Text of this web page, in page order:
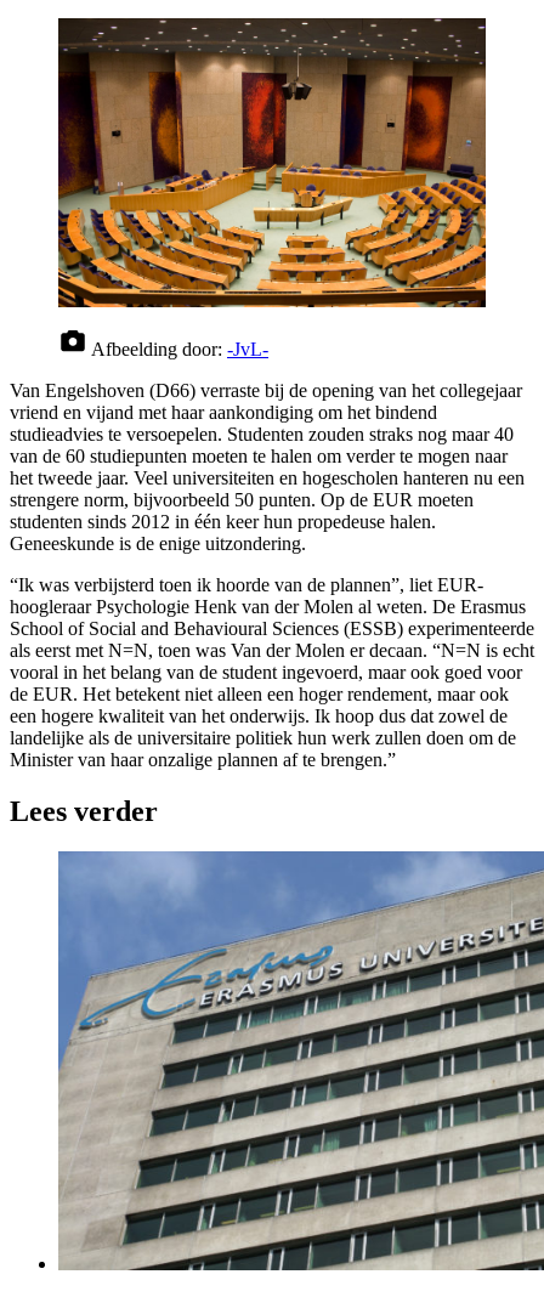
Afbeelding door: -JvL-
Van Engelshoven (D66) verraste bij de opening van het collegejaar
vriend en vijand met haar aankondiging om het bindend
studieadvies te versoepelen. Studenten zouden straks nog maar 40
van de 60 studiepunten moeten te halen om verder te mogen naar
het tweede jaar. Veel universiteiten en hogescholen hanteren nu een
strengere norm, bijvoorbeeld 50 punten. Op de EUR moeten
studenten sinds 2012 in één keer hun propedeuse halen.
Geneeskunde is de enige uitzondering.
“Ik was verbijsterd toen ik hoorde van de plannen”, liet EUR-
hoogleraar Psychologie Henk van der Molen al weten. De Erasmus
School of Social and Behavioural Sciences (ESSB) experimenteerde
als eerst met N=N, toen was Van der Molen er decaan. “N=N is echt
vooral in het belang van de student ingevoerd, maar ook goed voor
de EUR. Het betekent niet alleen een hoger rendement, maar ook
een hogere kwaliteit van het onderwijs. Ik hoop dus dat zowel de
landelijke als de universitaire politiek hun werk zullen doen om de
Minister van haar onzalige plannen af te brengen.”
Lees verder